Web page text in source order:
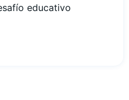
educativo